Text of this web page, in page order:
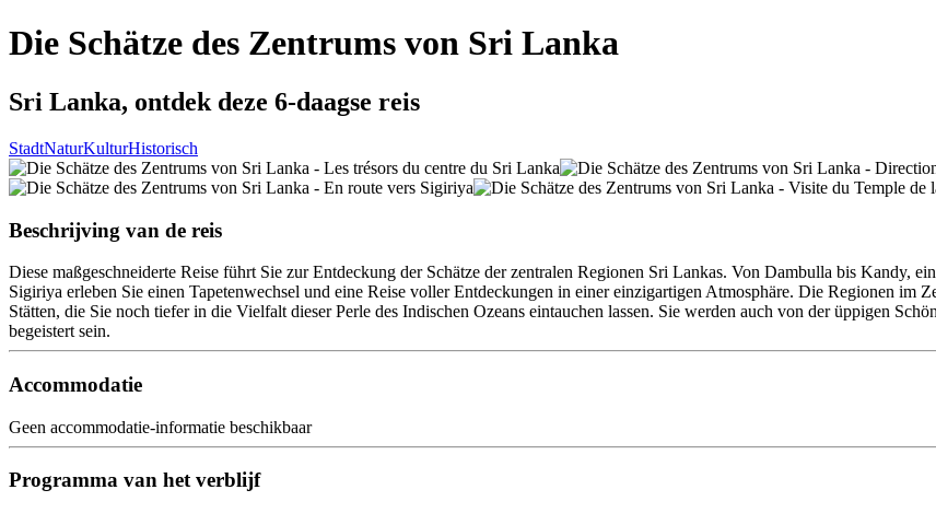
Die Schätze des Zentrums von Sri Lanka
Sri Lanka, ontdek deze 6-daagse reis
StadtNaturKulturHistorisch
Beschrijving van de reis
Diese maßgeschneiderte Reise führt Sie zur Entdeckung der Schätze der zentralen Regionen Sri Lankas. Von Dambulla bis Kandy,
Sigiriya erleben Sie einen Tapetenwechsel und eine Reise voller Entdeckungen in einer einzigartigen Atmosphäre. Die Regionen im
Stätten, die Sie noch tiefer in die Vielfalt dieser Perle des Indischen Ozeans eintauchen lassen. Sie werden auch von der üppigen
begeistert sein.
Accommodatie
Geen accommodatie-informatie beschikbaar
Programma van het verblijf